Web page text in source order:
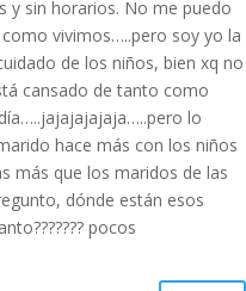
y sin horarios. No me puedo
vivimos…..pero soy yo la
de los niños, bien xq no
cansado de tanto como
lo
hace más con los niños
más que los maridos de las
dónde están esos
pocos